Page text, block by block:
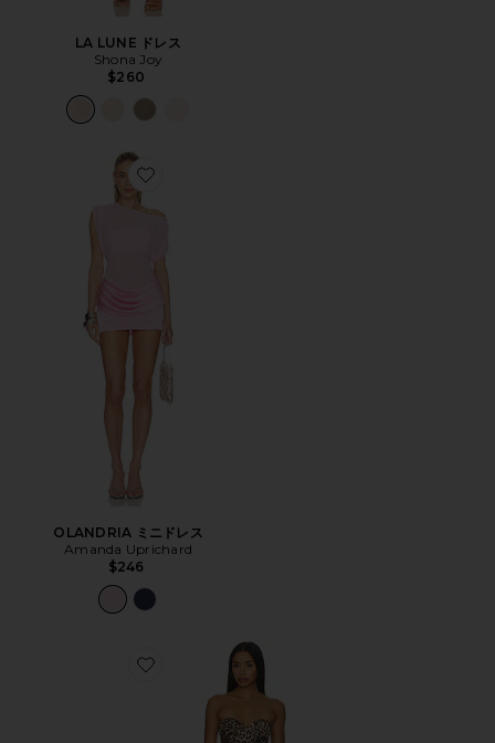
LA LUNE ドレス
Shona Joy
$260
Favorite OLANDRIA ミニドレス
OLANDRIA ミニドレス
Amanda Uprichard
$246
Favorite TATE ドレス